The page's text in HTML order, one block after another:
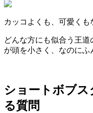
カッコよくも、可愛くも
どんな方にも似合う王
が頭を小さく、なのにふ
ショートボブ
る質問